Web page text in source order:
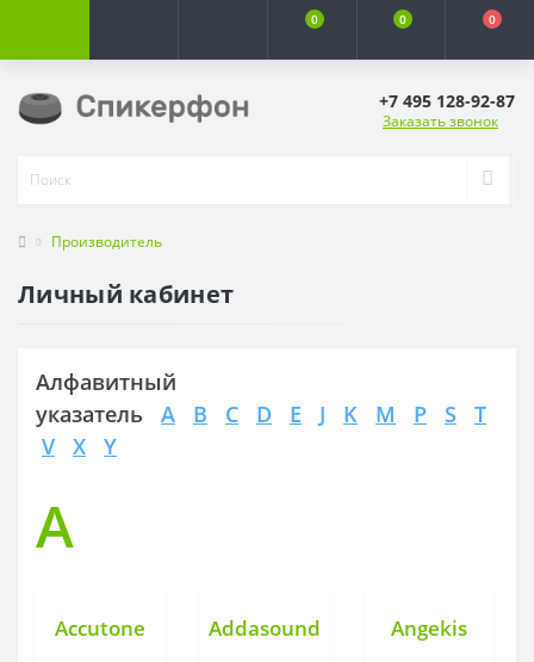
0 0 0
+7 495 128-92-87
Заказать звонок
Производитель
Личный кабинет
Алфавитный
указатель A B C D E J K M P S
T
V
X Y
A
Accutone Addasound Angekis